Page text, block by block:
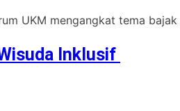
UKM mengangkat tema
Inklusif